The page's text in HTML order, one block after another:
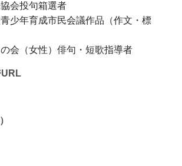
会投句箱選者
少年育成市民会議作品（作文・標
会（女性）俳句・短歌指導者
URL